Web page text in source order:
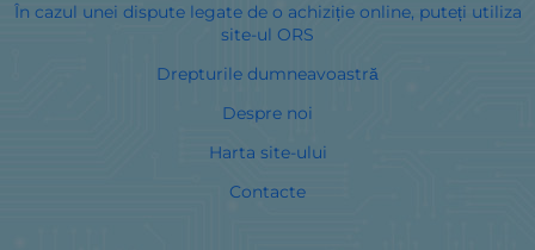
În cazul unei dispute legate de o achiziție online, puteți utiliza
site-ul ORS
Drepturile dumneavoastră
Despre noi
Harta site-ului
Contacte